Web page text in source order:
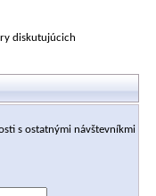
diskutujúcich
s ostatnými návštevníkmi